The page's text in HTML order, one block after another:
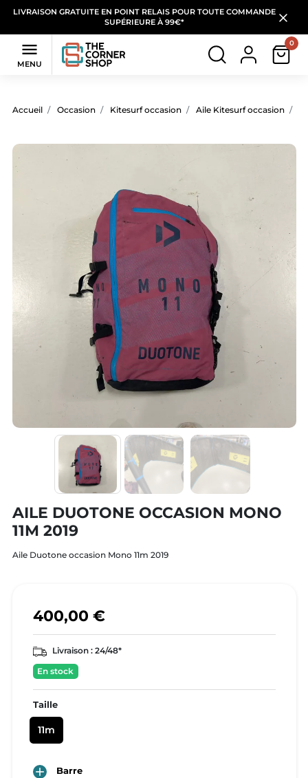
LIVRAISON GRATUITE EN POINT RELAIS POUR TOUTE COMMANDE
SUPÉRIEURE À 99€*

MENU
0
Accueil Occasion Kitesurf occasion Aile Kitesurf occasion
AILE DUOTONE OCCASION MONO
11M 2019
Aile Duotone occasion Mono 11m 2019
400,00 €
Livraison : 24/48*
En stock
Taille
11m
 Barre